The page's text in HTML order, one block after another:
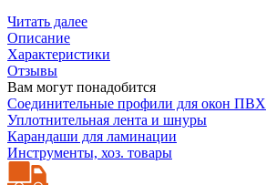
Читать далее
Описание
Характеристики
Отзывы
Вам могут понадобится
Соединительные профили для окон ПВХ
Уплотнительная лента и шнуры
Карандаши для ламинации
Инструменты, хоз. товары